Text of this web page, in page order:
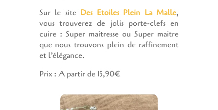
Sur le site Des Etoiles Plein La Malle,
vous trouverez de jolis porte-clefs en
cuire : Super maitresse ou Super maitre
que nous trouvons plein de raffinement
et l’élégance.
Prix : A partir de 15,90€